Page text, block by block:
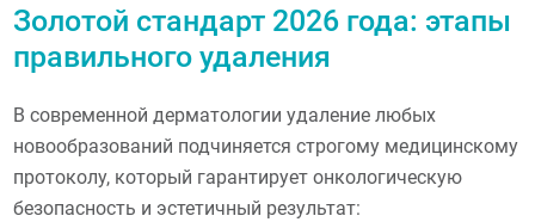
Золотой стандарт 2026 года: этапы
правильного удаления
В современной дерматологии удаление любых
новообразований подчиняется строгому медицинскому
протоколу, который гарантирует онкологическую
безопасность и эстетичный результат: